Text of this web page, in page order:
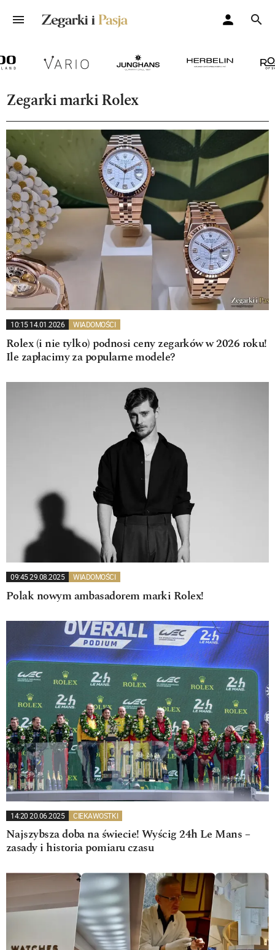
Zegarki marki Rolex
10:15 14.01.2026 WIADOMOŚCI
Rolex (i nie tylko) podnosi ceny zegarków w 2026 roku!
Ile zapłacimy za popularne modele?
09:45 29.08.2025 WIADOMOŚCI
Polak nowym ambasadorem marki Rolex!
14:20 20.06.2025 CIEKAWOSTKI
Najszybsza doba na świecie! Wyścig 24h Le Mans –
zasady i historia pomiaru czasu